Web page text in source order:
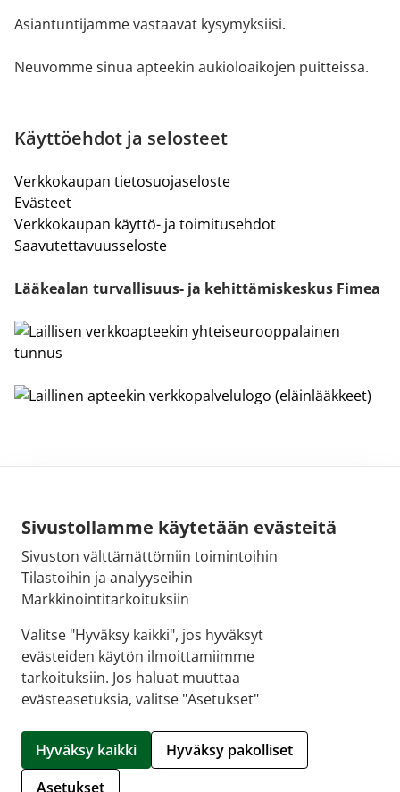
Sivustollamme käytetään evästeitä
Sivuston välttämättömiin toimintoihin
Tilastoihin ja analyyseihin
Markkinointitarkoituksiin
Valitse "Hyväksy kaikki", jos hyväksyt
evästeiden käytön ilmoittamiimme
tarkoituksiin. Jos haluat muuttaa
evästeasetuksia, valitse "Asetukset"
Hyväksy kaikki
Hyväksy pakolliset
Asetukset
Asiantuntijamme vastaavat kysymyksiisi.
Neuvomme sinua apteekin aukioloaikojen puitteissa.
Käyttöehdot ja selosteet
Verkkokaupan tietosuojaseloste
Evästeet
Verkkokaupan käyttö- ja toimitusehdot
Saavutettavuusseloste
Lääkealan turvallisuus- ja kehittämiskeskus Fimea
Sähköpostiosoite:
kirjaamo@fimea.fi
Fimean vaihde:
029 522 3341
Hallitse evästeitä